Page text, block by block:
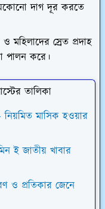
দাগ দূর করতে
স্রেত প্রদাহ
পালন করে।
তালিকা
মাসিক হওয়ার
ই জাতীয় খাবার
ও প্রতিকার জেনে